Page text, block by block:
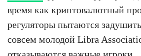
время как криптовалютный
регуляторы пытаются
совсем молодой Libra